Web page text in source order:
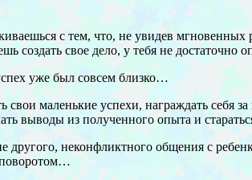
с тем, что, не увидев мгновенных
создать свое дело, у тебя не достаточно
уже был совсем близко…
маленькие успехи, награждать себя
выводы из полученного опыта и
неконфликтного общения с
поворотом…